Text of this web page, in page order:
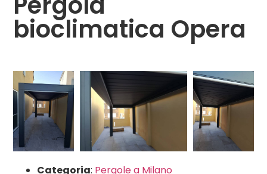
bioclimatica Opera
Categoria: Pergole a Milano